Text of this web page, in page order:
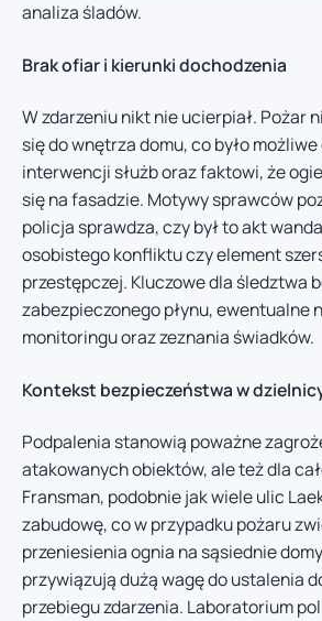
analiza śladów.
Brak ofiar i kierunki dochodzenia
W zdarzeniu nikt nie ucierpiał. Pożar
się do wnętrza domu, co było
interwencji służb oraz faktowi, że
się na fasadzie. Motywy sprawców
policja sprawdza, czy był to akt
osobistego konfliktu czy element
przestępczej. Kluczowe dla śledztwa
zabezpieczonego płynu, ewentualne
monitoringu oraz zeznania świadków.
Kontekst bezpieczeństwa w
Podpalenia stanowią poważne
atakowanych obiektów, ale też dla
Fransman, podobnie jak wiele ulic
zabudowę, co w przypadku pożaru
przeniesienia ognia na sąsiednie
przywiązują dużą wagę do ustalenia
przebiegu zdarzenia. Laboratorium